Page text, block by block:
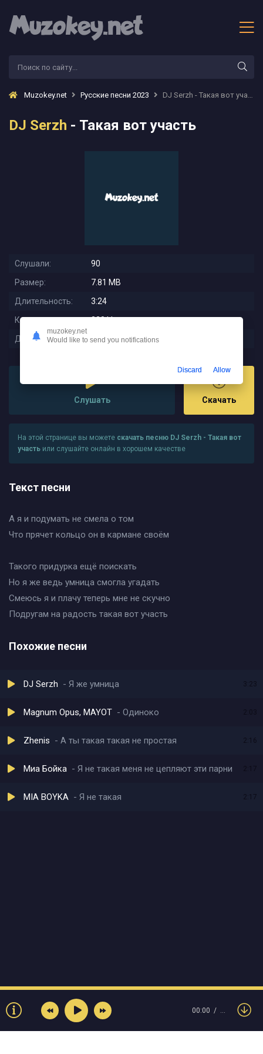
Muzokey.net Русские песни 2023 DJ Serzh - Такая вот участь
DJ Serzh - Такая вот участь
Слушали:
90
Размер:
7.81 MB
Длительность:
3:24
Качество:
320 kbps
Дата релиза:
2025-11-13 21:33:01
Слушать Скачать
На этой странице вы можете скачать песню DJ Serzh - Такая вот
участь или слушайте онлайн в хорошем качестве
Текст песни
А я и подумать не смела о том
Что прячет кольцо он в кармане своём
Такого придурка ещё поискать
Но я же ведь умница смогла угадать
Смеюсь я и плачу теперь мне не скучно
Подругам на радость такая вот участь
Похожие песни
DJ Serzh Я же умница 3:23
Magnum Opus, MAYOT Одиноко
Zhenis А ты такая такая не простая 2:16
Миа Бойка Я не такая меня не цепляют эти парни
MIA BOYKA Я не такая 2:17
00:00 …
muzokey.net
Would like to send you notifications
Discard Allow